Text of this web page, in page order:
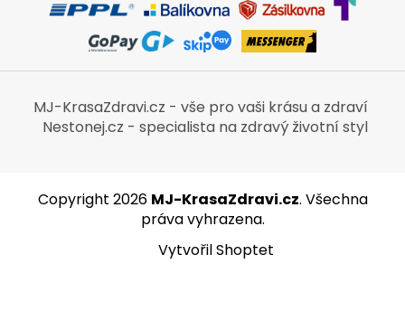
MJ-KrasaZdravi.cz - vše pro vaši krásu a zdraví
Nestonej.cz - specialista na zdravý životní styl
Vytvořil Shoptet
Copyright 2026 MJ-KrasaZdravi.cz. Všechna
práva vyhrazena.